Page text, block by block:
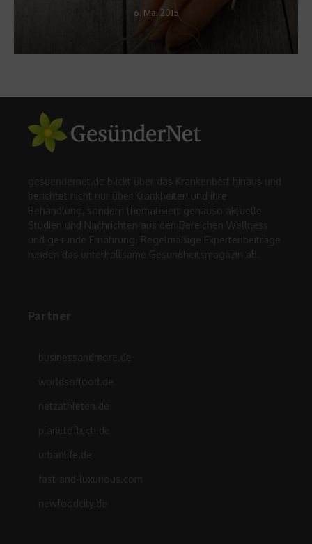
6. Mai 2015
gesuendernet.de blickt über das Krankenbett hinaus und
berichtet nicht nur über Krankheiten und ihre
Behandlung, sondern thematisiert genauso aktuelle
Studien und Nachrichten aus den Bereichen Wellness
und gesunde Ernährung. Regelmäßige Expertenbeiträge
runden das unterhaltsame Gesundheitsmagazin ab.
Partner
businessandmore.de
worldsoffood.de
netzathleten.de
planetoftech.de
urbanlife.de
fast-and-luxurious.com
newfoodcity.de